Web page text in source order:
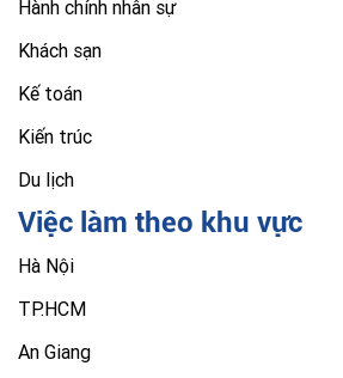
Hành chính nhân sự
Khách sạn
Kế toán
Kiến trúc
Du lịch
Việc làm theo khu vực
Hà Nội
TP.HCM
An Giang